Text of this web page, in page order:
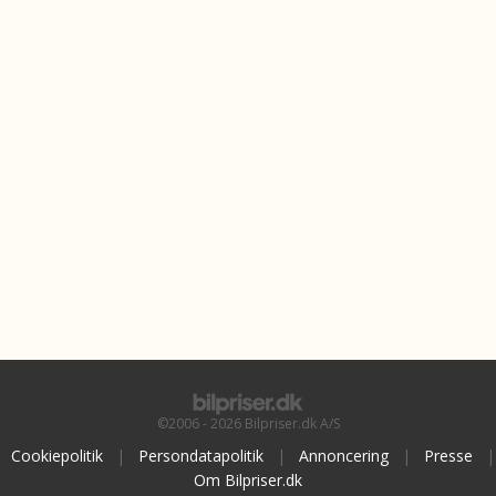
©2006 - 2026 Bilpriser.dk A/S
Cookiepolitik | Persondatapolitik | Annoncering | Presse
|
Om Bilpriser.dk